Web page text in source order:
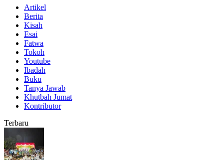
Artikel
Berita
Kisah
Esai
Fatwa
Tokoh
Youtube
Ibadah
Buku
Tanya Jawab
Khutbah Jumat
Kontributor
Terbaru